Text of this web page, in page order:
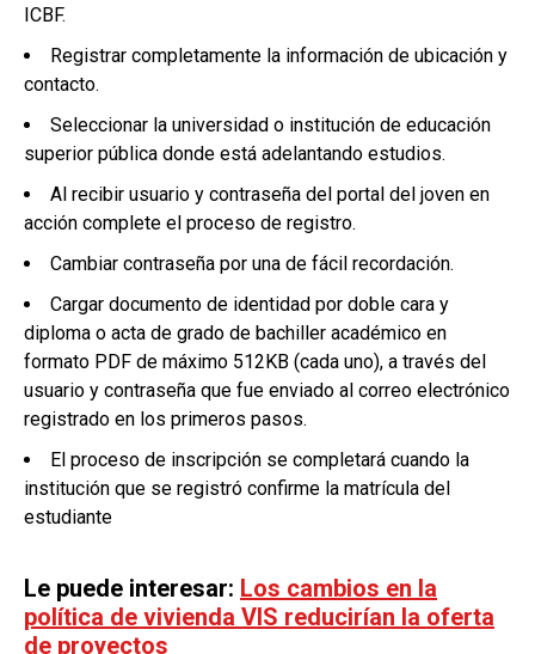
ICBF.
Registrar completamente la información de ubicación y
contacto.
Seleccionar la universidad o institución de educación
superior pública donde está adelantando estudios.
Al recibir usuario y contraseña del portal del joven en
acción complete el proceso de registro.
Cambiar contraseña por una de fácil recordación.
Cargar documento de identidad por doble cara y
diploma o acta de grado de bachiller académico en
formato PDF de máximo 512KB (cada uno), a través del
usuario y contraseña que fue enviado al correo electrónico
registrado en los primeros pasos.
El proceso de inscripción se completará cuando la
institución que se registró confirme la matrícula del
estudiante
Le puede interesar: Los cambios en la
política de vivienda VIS reducirían la oferta
de proyectos